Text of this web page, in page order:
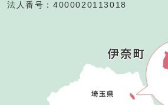
法人番号：4000020113018